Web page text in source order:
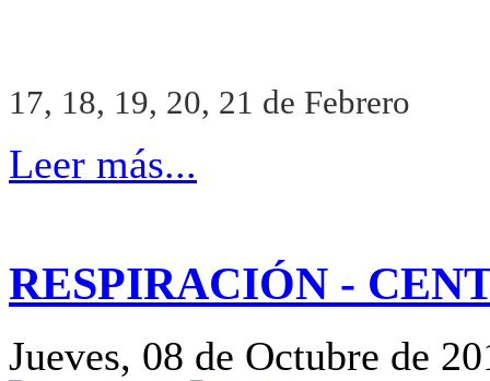
17, 18, 19, 20, 21 de Febrero
Leer más...
RESPIRACIÓN -
Jueves, 08 de Octubre de